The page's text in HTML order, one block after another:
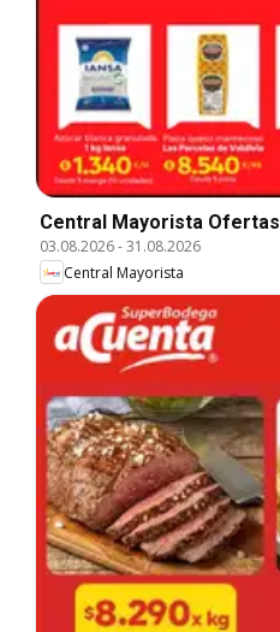
Central Mayorista Ofertas
03.08.2026-31.08.2026
Central Mayorista